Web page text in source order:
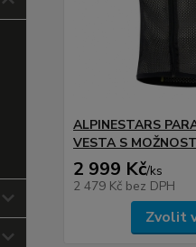
ALPINESTARS
VESTA S
2 999 Kč/ks
2 479 Kč bez DPH
Zvolit